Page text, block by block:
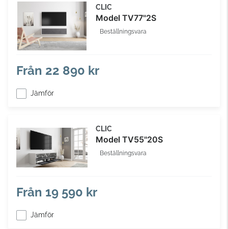
CLIC
Model TV77"2S
Beställningsvara
Från 22 890 kr
Jämför
CLIC
Model TV55''20S
Beställningsvara
Från 19 590 kr
Jämför